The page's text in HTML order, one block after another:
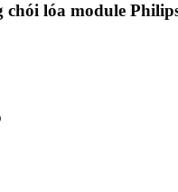
chói lóa module